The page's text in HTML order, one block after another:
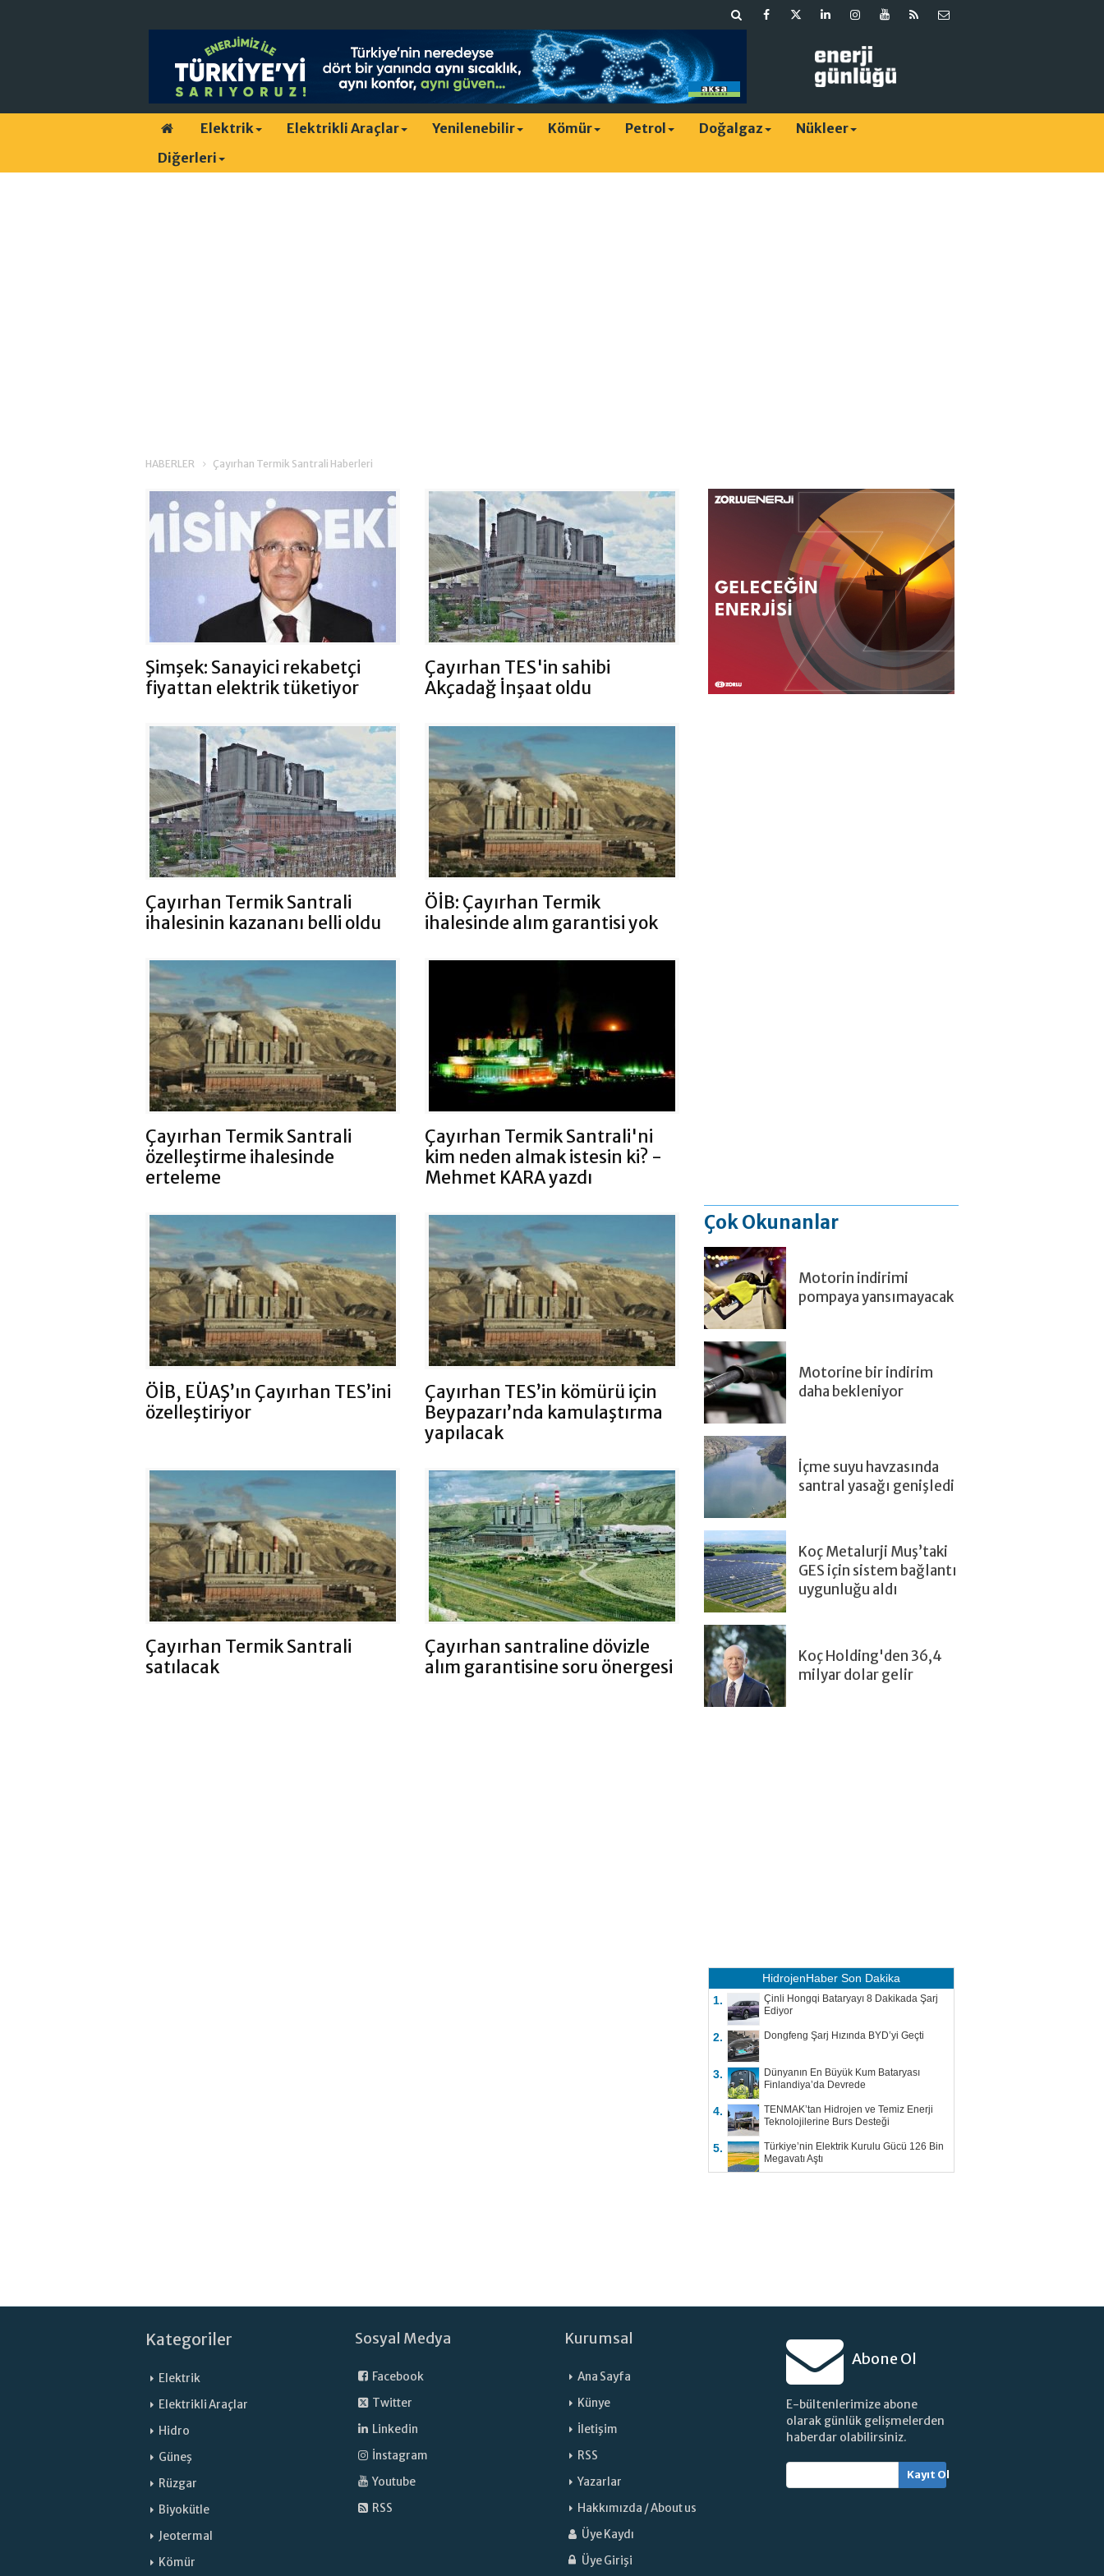
Elektrik Elektrikli Araçlar Yenilenebilir Kömür Petrol Doğalgaz
Nükleer
Diğerleri
HABERLER Çayırhan Termik Santrali Haberleri
Şimşek: Sanayici rekabetçi
fiyattan elektrik tüketiyor
Çayırhan TES'in sahibi
Akçadağ İnşaat oldu
Çayırhan Termik Santrali
ihalesinin kazananı belli oldu
ÖİB: Çayırhan Termik
ihalesinde alım garantisi yok
Çayırhan Termik Santrali
özelleştirme ihalesinde
erteleme
Çayırhan Termik Santrali'ni
kim neden almak istesin ki? -
Mehmet KARA yazdı
ÖİB, EÜAŞ’ın Çayırhan TES’ini
özelleştiriyor
Çayırhan TES’in kömürü için
Beypazarı’nda kamulaştırma
yapılacak
Çayırhan Termik Santrali
satılacak
Çayırhan santraline dövizle
alım garantisine soru önergesi
Çok Okunanlar
Motorin indirimi
pompaya yansımayacak
Motorine bir indirim
daha bekleniyor
İçme suyu havzasında
santral yasağı genişledi
Koç Metalurji Muş’taki
GES için sistem bağlantı
uygunluğu aldı
Koç Holding'den 36,4
milyar dolar gelir
HidrojenHaber Son Dakika
1.
Çinli Hongqi Bataryayı 8 Dakikada Şarj
Ediyor
2. Dongfeng Şarj Hızında BYD’yi Geçti
3.
Dünyanın En Büyük Kum Bataryası
Finlandiya’da Devrede
4.
TENMAK’tan Hidrojen ve Temiz Enerji
Teknolojilerine Burs Desteği
5.
Türkiye’nin Elektrik Kurulu Gücü 126 Bin
Megavatı Aştı
Kategoriler
Elektrik
Elektrikli Araçlar
Hidro
Güneş
Rüzgar
Biyokütle
Jeotermal
Kömür
Sosyal Medya
Facebook
Twitter
Linkedin
İnstagram
Youtube
RSS
Kurumsal
Ana Sayfa
Künye
İletişim
RSS
Yazarlar
Hakkımızda / About us
Üye Kaydı
Üye Girişi
Abone Ol
E-bültenlerimize abone
olarak günlük gelişmelerden
haberdar olabilirsiniz.
Kayıt Ol